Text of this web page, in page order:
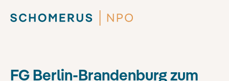
FG Berlin-Brandenburg zum